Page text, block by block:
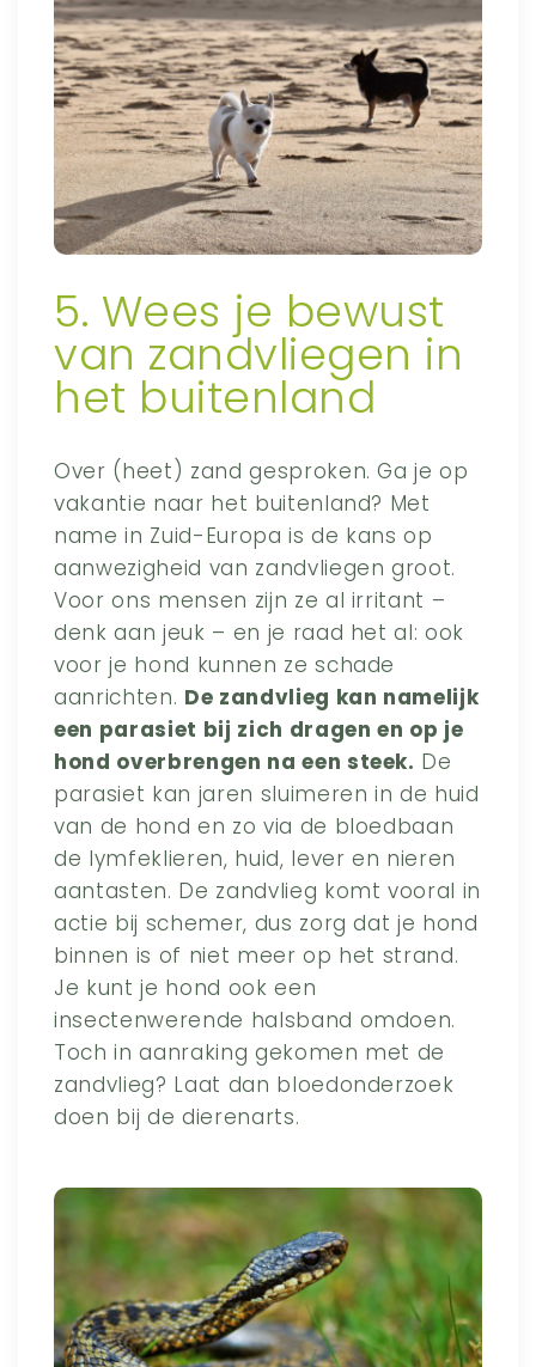
5. Wees je bewust
van zandvliegen in
het buitenland
Over (heet) zand gesproken. Ga je op
vakantie naar het buitenland? Met
name in Zuid-Europa is de kans op
aanwezigheid van zandvliegen groot.
Voor ons mensen zijn ze al irritant –
denk aan jeuk – en je raad het al: ook
voor je hond kunnen ze schade
aanrichten. De zandvlieg kan namelijk
een parasiet bij zich dragen en op je
hond overbrengen na een steek. De
parasiet kan jaren sluimeren in de huid
van de hond en zo via de bloedbaan
de lymfeklieren, huid, lever en nieren
aantasten. De zandvlieg komt vooral in
actie bij schemer, dus zorg dat je hond
binnen is of niet meer op het strand.
Je kunt je hond ook een
insectenwerende halsband omdoen.
Toch in aanraking gekomen met de
zandvlieg? Laat dan bloedonderzoek
doen bij de dierenarts.